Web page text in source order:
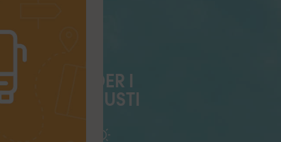
VÄDER I
AUGUSTI